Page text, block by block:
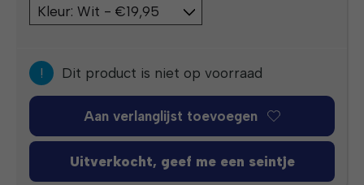
! Dit product is niet op voorraad
Aan verlanglijst toevoegen
Uitverkocht, geef me een seintje